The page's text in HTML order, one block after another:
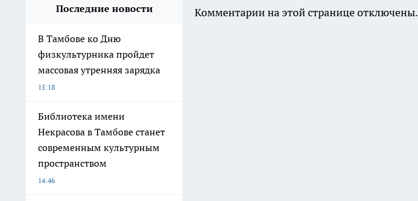
Последние новости
В Тамбове ко Дню
физкультурника пройдет
массовая утренняя зарядка
15:18
Библиотека имени
Некрасова в Тамбове станет
современным культурным
пространством
14:46
Комментарии на этой странице отключены.